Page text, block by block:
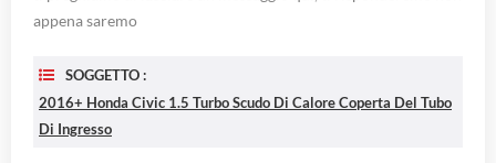
appena saremo
SOGGETTO :
2016+ Honda Civic 1.5 Turbo Scudo Di Calore Coperta Del Tubo
Di Ingresso